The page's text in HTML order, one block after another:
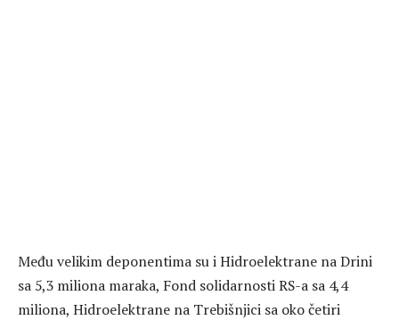
Među velikim deponentima su i Hidroelektrane na Drini
sa 5,3 miliona maraka, Fond solidarnosti RS-a sa 4,4
miliona, Hidroelektrane na Trebišnjici sa oko četiri